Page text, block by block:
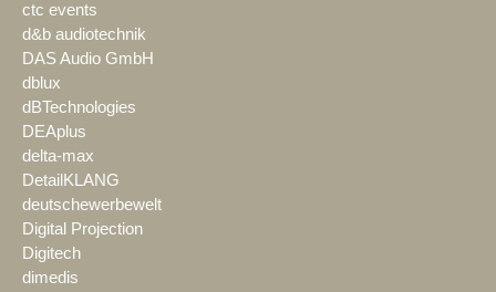
ctc events
d&b audiotechnik
DAS Audio GmbH
dblux
dBTechnologies
DEAplus
delta-max
DetailKLANG
deutschewerbewelt
Digital Projection
Digitech
dimedis